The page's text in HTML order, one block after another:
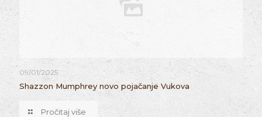
09/01/2025
Shazzon Mumphrey novo pojačanje Vukova
Pročitaj više